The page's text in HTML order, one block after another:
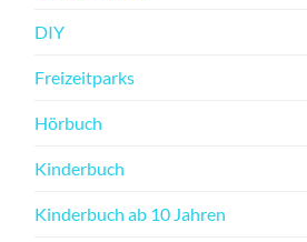
DIY
Freizeitparks
Hörbuch
Kinderbuch
Kinderbuch ab 10 Jahren